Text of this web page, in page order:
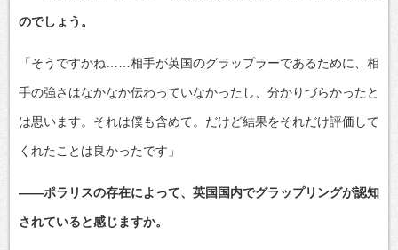
のでしょう。
「そうですかね……相手が英国のグラップラーであるために、相
手の強さはなかなか伝わっていなかったし、分かりづらかったと
は思います。それは僕も含めて。だけど結果をそれだけ評価して
くれたことは良かったです」
――ポラリスの存在によって、英国国内でグラップリングが認知
されていると感じますか。